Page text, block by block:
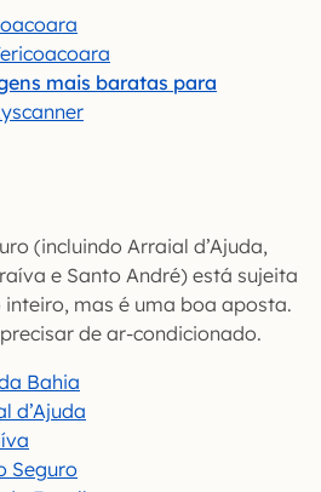
mais baratas para
(incluindo Arraial d’Ajuda,
e Santo André) está sujeita
mas é uma boa aposta.
de ar-condicionado.
Bahia
d’Ajuda
Seguro